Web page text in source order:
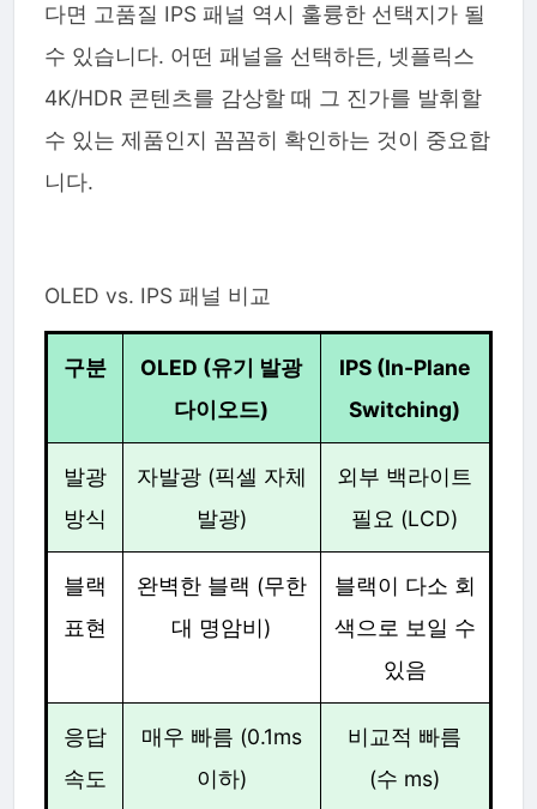
다면 고품질 IPS 패널 역시 훌륭한 선택지가 될
수 있습니다. 어떤 패널을 선택하든, 넷플릭스
4K/HDR 콘텐츠를 감상할 때 그 진가를 발휘할
수 있는 제품인지 꼼꼼히 확인하는 것이 중요합
니다.
OLED vs. IPS 패널 비교
구분
OLED (유기 발광
다이오드)
IPS (In-Plane
Switching)
발광
방식
자발광 (픽셀 자체
발광)
외부 백라이트
필요 (LCD)
블랙
표현
완벽한 블랙 (무한
대 명암비)
블랙이 다소 회
색으로 보일 수
있음
응답
속도
매우 빠름 (0.1ms
이하)
비교적 빠름
(수 ms)